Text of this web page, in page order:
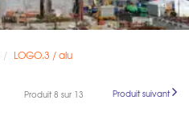
LOGO.3 / alu
Produit 8 sur 13 Produit suivant